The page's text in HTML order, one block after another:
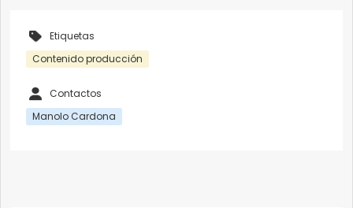
Etiquetas
Contenido producción
Contactos
Manolo Cardona